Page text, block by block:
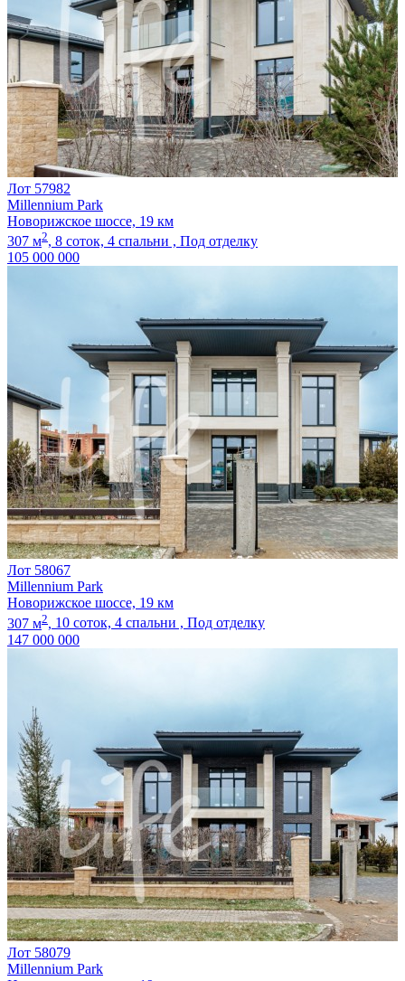
Лот 57982
Millennium Park
Новорижское шоссе, 19 км
307 м2, 8 соток, 4 спальни , Под отделку
105 000 000
Лот 58067
Millennium Park
Новорижское шоссе, 19 км
307 м2, 10 соток, 4 спальни , Под отделку
147 000 000
Лот 58079
Millennium Park